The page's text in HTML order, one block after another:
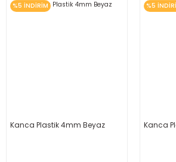
%5 İNDİRİM
Kanca Plastik 4mm Beyaz
%5
Kanca